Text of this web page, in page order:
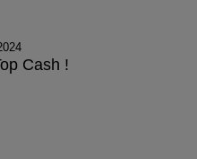
Cash !